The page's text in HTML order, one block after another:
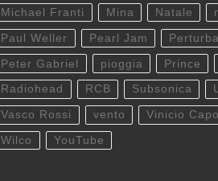
Michael Franti Mina Natale
Paul Weller Pearl Jam
Peter Gabriel pioggia Prince
Radiohead RCB Subsonica
Vasco Rossi vento Vinicio
Wilco YouTube